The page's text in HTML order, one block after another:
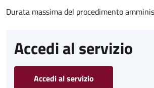
Durata massima del procedimento
Accedi al servizio
Accedi al servizio